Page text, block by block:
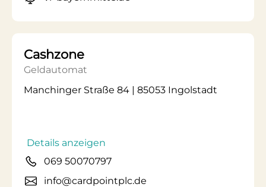
Cashzone
Geldautomat
Manchinger Straße 84 | 85053 Ingolstadt
Details anzeigen
069 50070797
info@cardpointplc.de